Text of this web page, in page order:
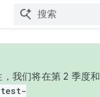
我们将在第 2 季度和